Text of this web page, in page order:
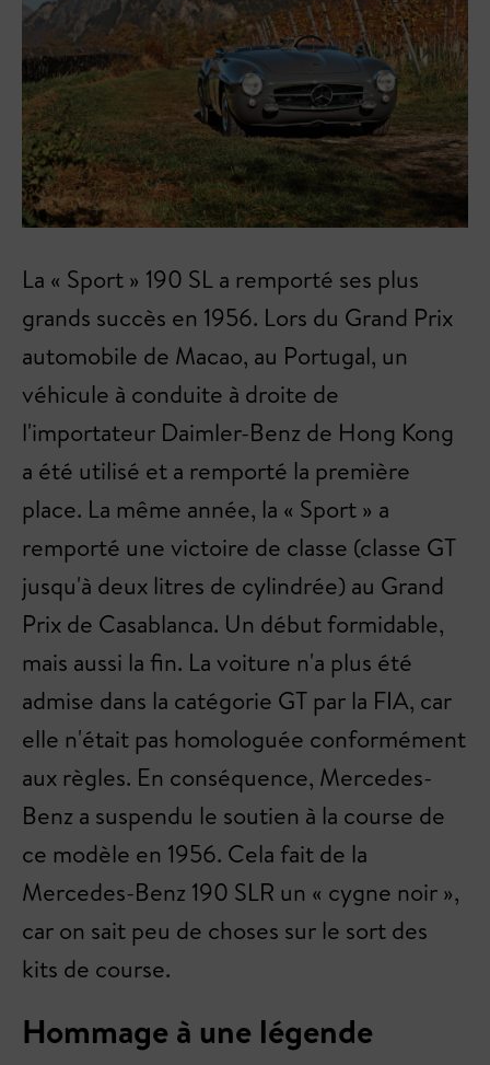
La « Sport » 190 SL a remporté ses plus
grands succès en 1956. Lors du Grand Prix
automobile de Macao, au Portugal, un
véhicule à conduite à droite de
l'importateur Daimler-Benz de Hong Kong
a été utilisé et a remporté la première
place. La même année, la « Sport » a
remporté une victoire de classe (classe GT
jusqu'à deux litres de cylindrée) au Grand
Prix de Casablanca. Un début formidable,
mais aussi la fin. La voiture n'a plus été
admise dans la catégorie GT par la FIA, car
elle n'était pas homologuée conformément
aux règles. En conséquence, Mercedes-
Benz a suspendu le soutien à la course de
ce modèle en 1956. Cela fait de la
Mercedes-Benz 190 SLR un « cygne noir »,
car on sait peu de choses sur le sort des
kits de course.
Hommage à une légende